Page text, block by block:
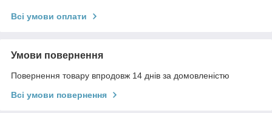
Всі умови оплати
Умови повернення
Повернення товару впродовж 14 днів за домовленістю
Всі умови повернення